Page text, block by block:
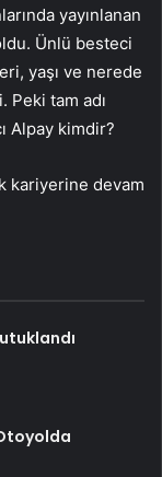
yayınlanan
Ünlü besteci
yaşı ve nerede
Peki tam adı
Alpay kimdir?
kariyerine devam